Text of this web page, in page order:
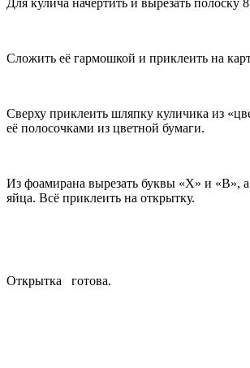
Для кулича начертить и вырезать полоску
Сложить её гармошкой и приклеить на
Сверху приклеить шляпку куличика из
её полосочками из цветной бумаги.
Из фоамирана вырезать буквы «Х» и «В»,
яйца. Всё приклеить на открытку.
Открытка готова.